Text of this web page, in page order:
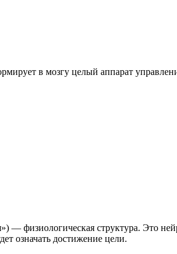
в мозгу целый аппарат
— физиологическая структура. Это
означать достижение цели.